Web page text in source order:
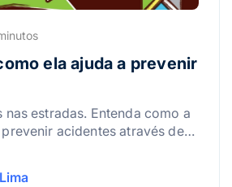
ela ajuda a prevenir
nas estradas. Entenda como a
acidentes através de